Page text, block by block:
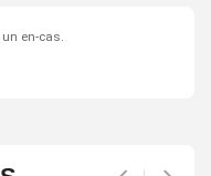
en-cas.